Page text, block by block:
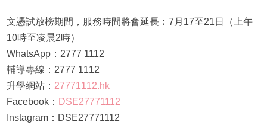
文憑試放榜期間，服務時間將會延長︰7月17至21日（上午
10時至凌晨2時）
WhatsApp：2777 1112
輔導專線：2777 1112
升學網站： 27771112.hk
Facebook： DSE27771112
Instagram：DSE27771112